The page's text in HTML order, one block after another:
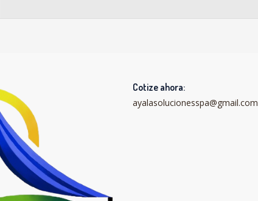
Cotize ahora:
ayalasolucionesspa@gmail.com